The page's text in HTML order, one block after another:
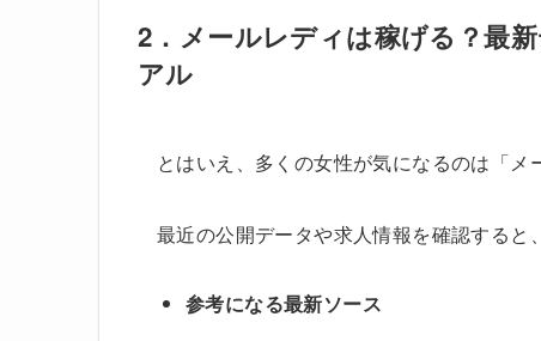
2．メールレディは稼げる？最
アル
とはいえ、多くの女性が気になるのは「メ
最近の公開データや求人情報を確認すると、
参考になる最新ソース